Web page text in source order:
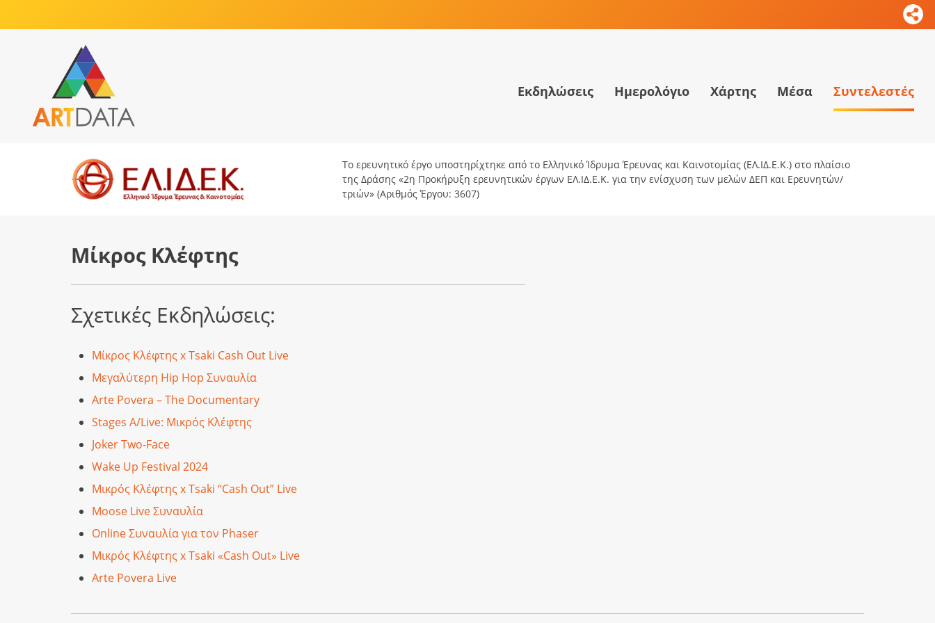
Εκδηλώσεις Ημερολόγιο Χάρτης Μέσα Συντελεστές
Το ερευνητικό έργο υποστηρίχτηκε από το Ελληνικό Ίδρυμα Έρευνας και Καινοτομίας (ΕΛ.ΙΔ.Ε.Κ.) στο πλαίσιο
της Δράσης «2η Προκήρυξη ερευνητικών έργων ΕΛ.ΙΔ.Ε.Κ. για την ενίσχυση των μελών ΔΕΠ και Ερευνητών/
τριών» (Αριθμός Έργου: 3607)
Μίκρος Κλέφτης
Σχετικές Εκδηλώσεις:
Μίκρος Κλέφτης x Tsaki Cash Out Live
Μεγαλύτερη Hip Hop Συναυλία
Arte Povera – The Documentary
Stages A/Live: Μικρός Κλέφτης
Joker Two-Face
Wake Up Festival 2024
Μικρός Κλέφτης x Tsaki “Cash Out” Live
Moose Live Συναυλία
Online Συναυλία για τον Phaser
Μικρός Κλέφτης x Tsaki «Cash Out» Live
Arte Povera Live